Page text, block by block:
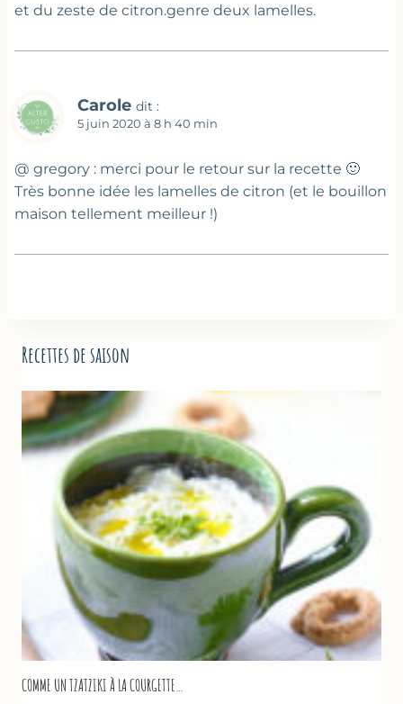
et du zeste de citron.genre deux lamelles.
Carole dit :
5 juin 2020 à 8 h 40 min
@ gregory : merci pour le retour sur la recette 🙂
Très bonne idée les lamelles de citron (et le bouillon
maison tellement meilleur !)
Recettes de saison
COMME UN TZATZIKI À LA COURGETTE…